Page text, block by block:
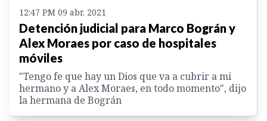
12:47 PM 09 abr. 2021
Detención judicial para Marco Bográn y
Alex Moraes por caso de hospitales
móviles
"Tengo fe que hay un Dios que va a cubrir a mi
hermano y a Alex Moraes, en todo momento", dijo
la hermana de Bográn